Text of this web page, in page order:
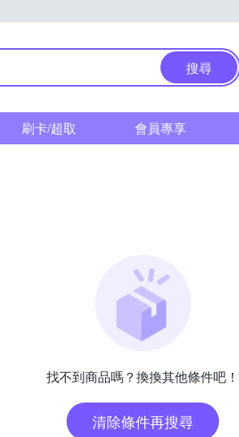
搜尋
刷卡/超取 會員專享
找不到商品嗎？換換其他條件吧！
清除條件再搜尋